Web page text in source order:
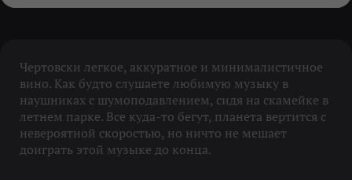
Чертовски легкое, аккуратное и минималистичное
вино. Как будто слушаете любимую музыку в
наушниках с шумоподавлением, сидя на скамейке в
летнем парке. Все куда-то бегут, планета вертится с
невероятной скоростью, но ничто не мешает
доиграть этой музыке до конца.